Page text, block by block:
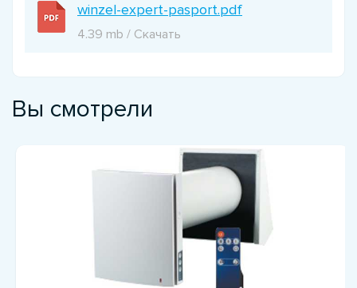
winzel-expert-pasport.pdf
4.39 mb / Скачать
Вы смотрели